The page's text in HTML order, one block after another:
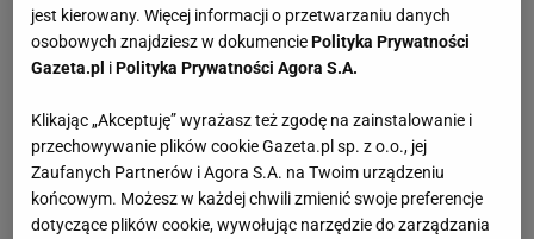
jest kierowany. Więcej informacji o przetwarzaniu danych
osobowych znajdziesz w dokumenciePolityka Prywatności
Gazeta.pl iPolityka Prywatności Agora S.A.
Klikając „Akceptuję” wyrażasz też zgodę na zainstalowanie i
przechowywanie plików cookie Gazeta.pl sp. z o.o., jej
Zaufanych Partnerów i Agora S.A. na Twoim urządzeniu
końcowym. Możesz w każdej chwili zmienić swoje preferencje
dotyczące plików cookie, wywołując narzędzie do zarządzania